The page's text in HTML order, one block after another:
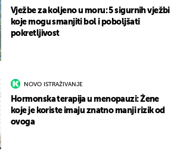
Vježbe za koljeno u moru: 5 sigurnih vježbi
koje mogu smanjiti bol i poboljšati
pokretljivost
NOVO ISTRAŽIVANJE
Hormonska terapija u menopauzi: Žene
koje je koriste imaju znatno manji rizik od
ovoga